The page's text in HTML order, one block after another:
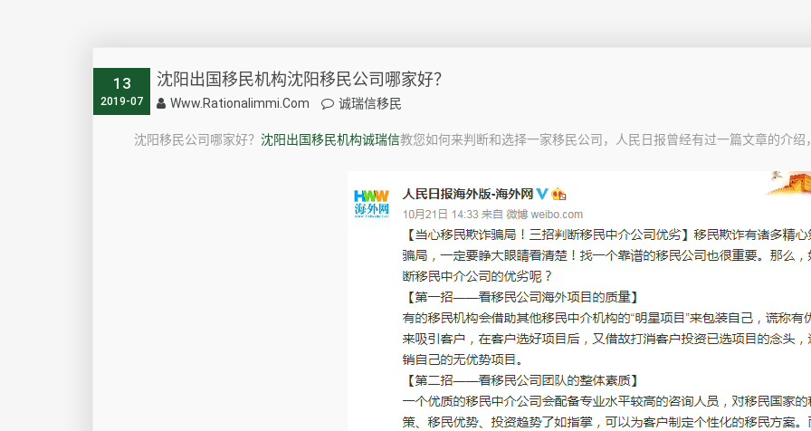
13
2019-07
沈阳出国移民机构沈阳移民公司哪家好？
Www.rationalimmi.com 诚瑞信移民
沈阳移民公司哪家好？ 沈阳出国移民机构诚瑞信教您如何来判断和选择一家移民公司，人民日报曾经有过一篇文章的介绍